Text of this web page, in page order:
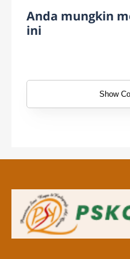
Anda mungkin
ini
Show